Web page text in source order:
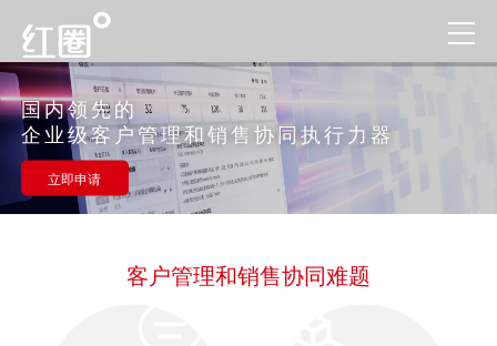
国内领先的
企业级客户管理和销售协同执行力器
立即申请
客户管理和销售协同难题